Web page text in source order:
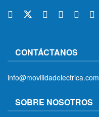
CONTÁCTANOS
info@movilidadelectrica.com
SOBRE NOSOTROS